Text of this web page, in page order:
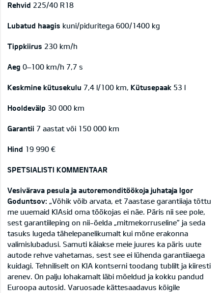
Rehvid 225/40 R18
Lubatud haagis kuni/piduritega 600/1400 kg
Tippkiirus 230 km/h
Aeg 0–100 km/h 7,7 s
Keskmine kütusekulu 7,4 l/100 km, Kütusepaak 53 l
Hooldevälp 30 000 km
Garantii 7 aastat või 150 000 km
Hind 19 990 €
SPETSIALISTI KOMMENTAAR
Vesivärava pesula ja autoremonditöökoja juhataja Igor
Goduntsov: „Võhik võib arvata, et 7aastase garantiiaja tõttu
me uuemaid KIAsid oma töökojas ei näe. Päris nii see pole,
sest garantiileping on nii-öelda „mitmekorruseline” ja seda
tasuks lugeda tähelepanelikumalt kui mõne erakonna
valimislubadusi. Samuti käiakse meie juures ka päris uute
autode rehve vahetamas, sest see ei lühenda garantiiaega
kuidagi. Tehniliselt on KIA kontserni toodang tublilt ja kiiresti
arenev. On palju lohakamalt läbi mõeldud ja kokku pandud
Euroopa autosid. Varuosade kättesaadavus kõigile